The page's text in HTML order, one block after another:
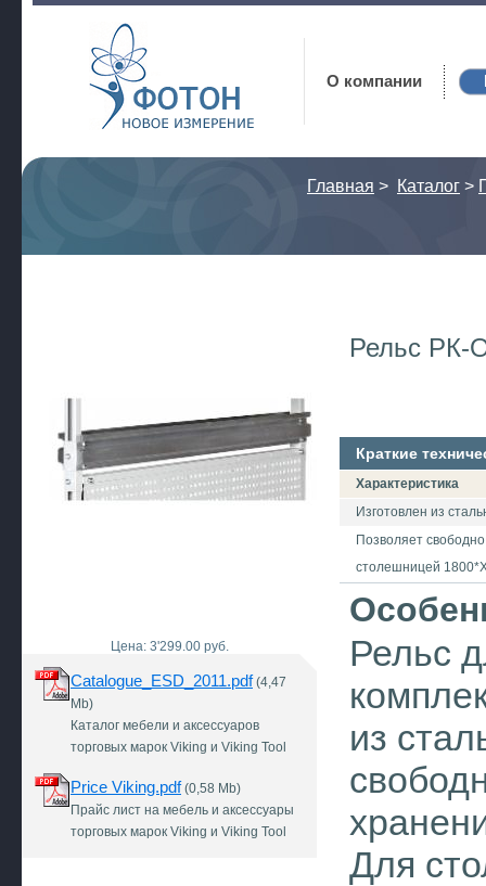
Фотон
О компании
Главная > Каталог >
Цена: 3'299.00 руб.
Catalogue_ESD_2011.pdf(4,47
Mb)
Каталог мебели и аксессуаров
торговых марок Viking и Viking Tool
Price Viking.pdf(0,58 Mb)
Прайс лист на мебель и аксессуары
торговых марок Viking и Viking Tool
Рельс РК-
Краткие
Характеристика
Изготовлен из
Позволяет
столешницей
Рельс
из
Для